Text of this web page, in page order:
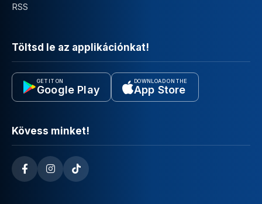
RSS
Töltsd le az applikációnkat!
GET IT ON
Google Play
DOWNLOAD ON THE
App Store
Kövess minket!